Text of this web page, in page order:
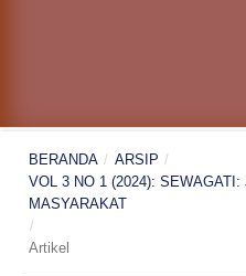
BERANDA / ARSIP /
VOL 3 NO 1 (2024):
MASYARAKAT
/
Artikel